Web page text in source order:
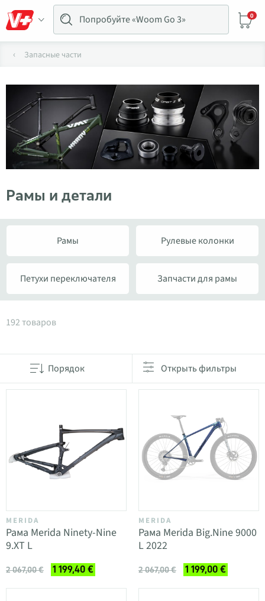
0
Запасные части
Рамы и детали
Рамы Рулевые колонки
Петухи переключателя Запчасти для рамы
Товары в категории Рамы и детали
192 товаров
Порядок Открыть фильтры
MERIDA
Рама Merida Ninety-Nine
9.XT L
2 067,00 € 1 199,40 €
MERIDA
Рама Merida Big.Nine 9000
L 2022
2 067,00 € 1 199,00 €